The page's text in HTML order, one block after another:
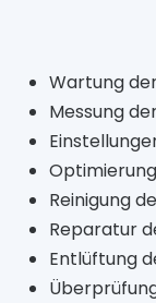
Wartung
Messung
Reinigung
Reparatur
Entlüftung